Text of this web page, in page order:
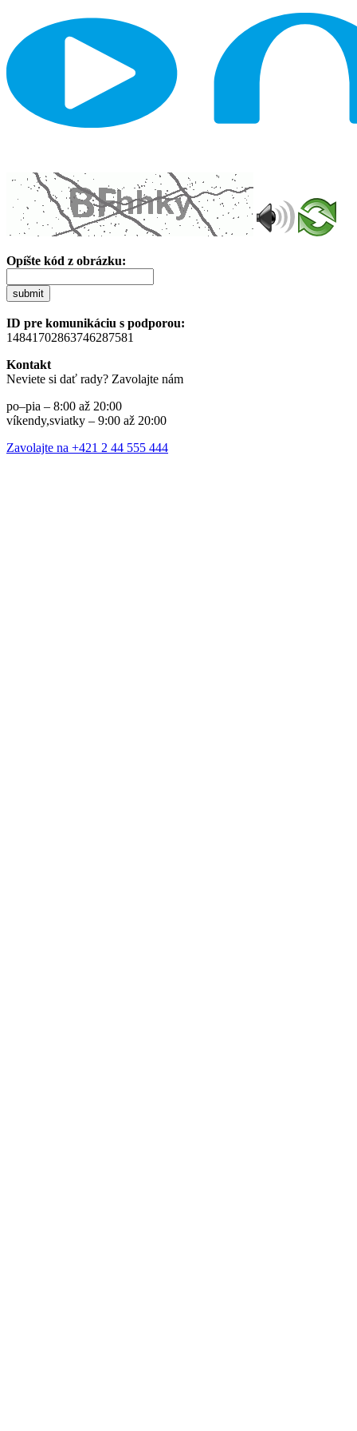
Opíšte kód z obrázku:
submit
ID pre komunikáciu s podporou:
14841702863746287581
Kontakt
Neviete si dať rady? Zavolajte nám
po–pia – 8:00 až 20:00
víkendy,sviatky – 9:00 až 20:00
Zavolajte na +421 2 44 555 444